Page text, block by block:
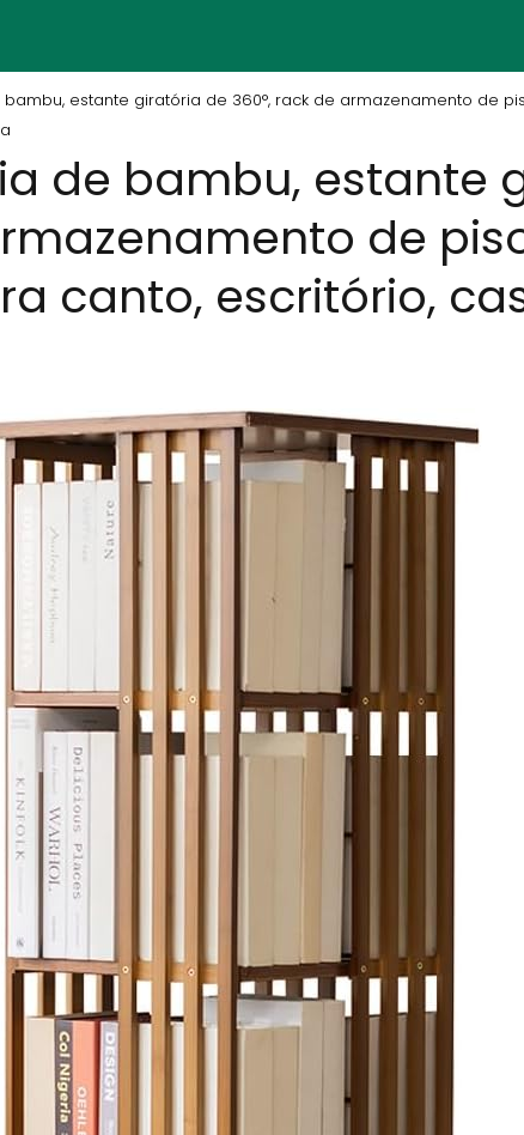
bambu, estante giratória de 360°, rack de armazenamento de
de bambu, estante
de
canto, escritório,